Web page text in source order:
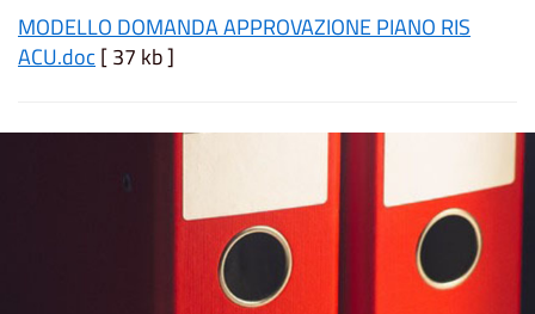
MODELLO DOMANDA APPROVAZIONE PIANO RIS
ACU.doc[ 37 kb ]